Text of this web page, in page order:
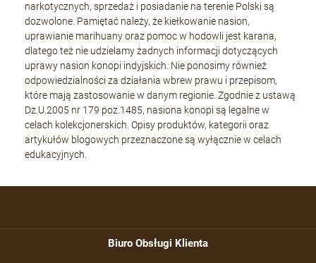
narkotycznych, sprzedaż i posiadanie na terenie Polski są
dozwolone. Pamiętać należy, że kiełkowanie nasion,
uprawianie marihuany oraz pomoc w hodowli jest karana,
dlatego też nie udzielamy żadnych informacji dotyczących
uprawy nasion konopi indyjskich. Nie ponosimy również
odpowiedzialności za działania wbrew prawu i przepisom,
które mają zastosowanie w danym regionie. Zgodnie z ustawą
Dz.U.2005 nr 179 poz.1485, nasiona konopi są legalne w
celach kolekcjonerskich. Opisy produktów, kategorii oraz
artykułów blogowych przeznaczone są wyłącznie w celach
edukacyjnych.
Biuro Obsługi Klienta